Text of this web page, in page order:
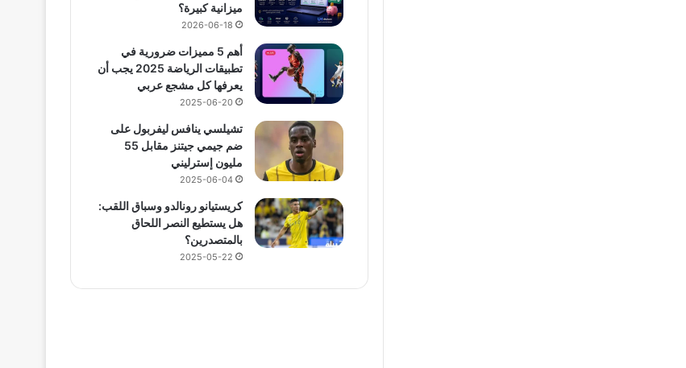
ميزانية كبيرة؟
2026-06-18
أهم 5 مميزات ضرورية في
تطبيقات الرياضة 2025 يجب أن
يعرفها كل مشجع عربي
2025-06-20
تشيلسي ينافس ليفربول على
ضم جيمي جيتنز مقابل 55
مليون إسترليني
2025-06-04
كريستيانو رونالدو وسباق اللقب:
هل يستطيع النصر اللحاق
بالمتصدرين؟
2025-05-22